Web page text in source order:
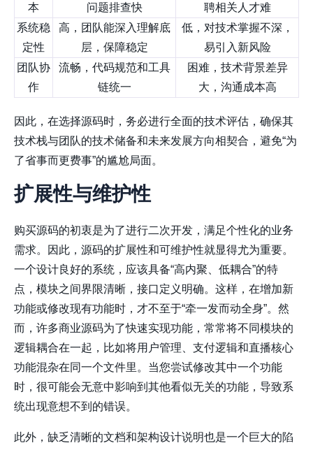
本
问题排查快
聘相关人才难
系统稳
定性
高，团队能深入理解底
层，保障稳定
低，对技术掌握不深，
易引入新风险
团队协
作
流畅，代码规范和工具
链统一
困难，技术背景差异
大，沟通成本高
因此，在选择源码时，务必进行全面的技术评估，确保其
技术栈与团队的技术储备和未来发展方向相契合，避免“为
了省事而更费事”的尴尬局面。
扩展性与维护性
购买源码的初衷是为了进行二次开发，满足个性化的业务
需求。因此，源码的扩展性和可维护性就显得尤为重要。
一个设计良好的系统，应该具备“高内聚、低耦合”的特
点，模块之间界限清晰，接口定义明确。这样，在增加新
功能或修改现有功能时，才不至于“牵一发而动全身”。然
而，许多商业源码为了快速实现功能，常常将不同模块的
逻辑耦合在一起，比如将用户管理、支付逻辑和直播核心
功能混杂在同一个文件里。当您尝试修改其中一个功能
时，很可能会无意中影响到其他看似无关的功能，导致系
统出现意想不到的错误。
此外，缺乏清晰的文档和架构设计说明也是一个巨大的陷